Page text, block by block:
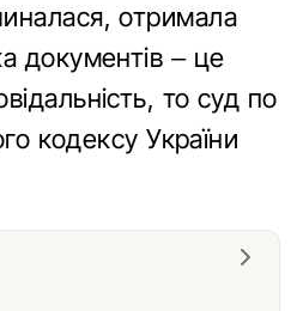
отримала
документів – це
то суд по
кодексу України